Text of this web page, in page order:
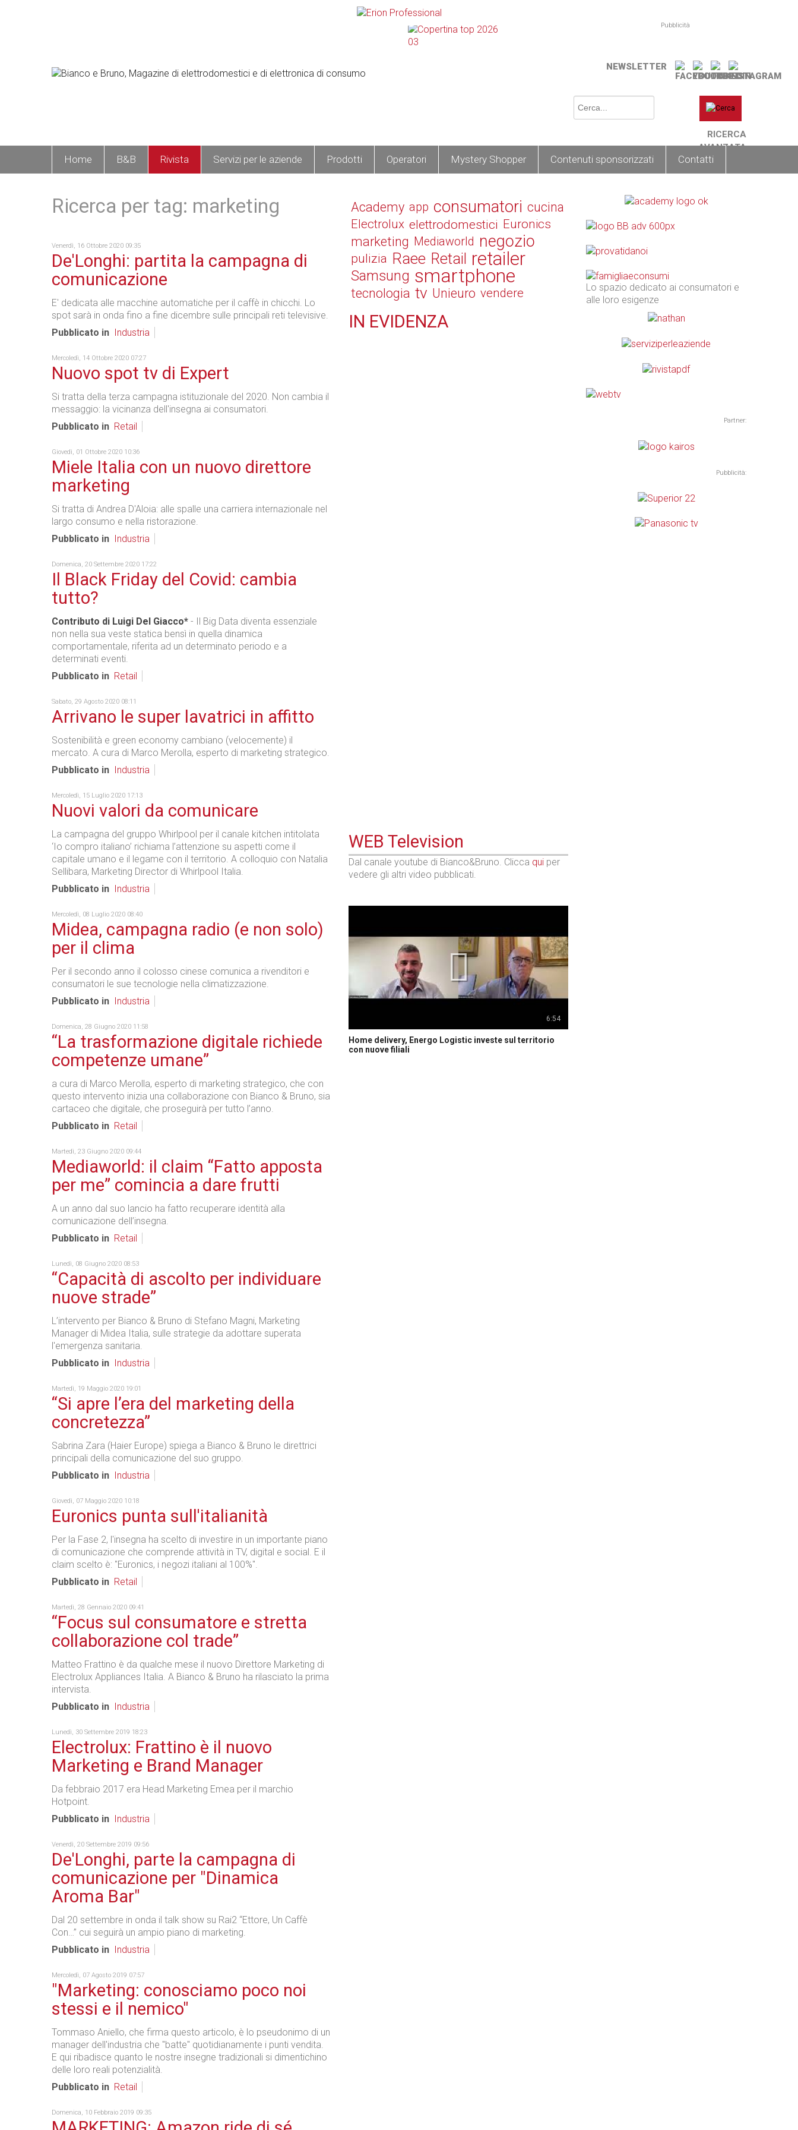
Pubblicità
NEWSLETTER
RICERCA
AVANZATA
Home B&B Rivista Servizi per le aziende Prodotti Operatori Mystery Shopper Contenuti sponsorizzati Contatti
Ricerca per tag: marketing
Venerdì, 16 Ottobre 2020 09:35
De'Longhi: partita la campagna di
comunicazione
E' dedicata alle macchine automatiche per il caffè in chicchi. Lo
spot sarà in onda fino a fine dicembre sulle principali reti televisive.
Pubblicato in
Industria
Mercoledì, 14 Ottobre 2020 07:27
Nuovo spot tv di Expert
Si tratta della terza campagna istituzionale del 2020. Non cambia il
messaggio: la vicinanza dell'insegna ai consumatori.
Pubblicato in Retail
Giovedì, 01 Ottobre 2020 10:36
Miele Italia con un nuovo direttore
marketing
Si tratta di Andrea D'Aloia: alle spalle una carriera internazionale nel
largo consumo e nella ristorazione.
Pubblicato in
Industria
Domenica, 20 Settembre 2020 17:22
Il Black Friday del Covid: cambia
tutto?
Contributo di Luigi Del Giacco* - Il Big Data diventa essenziale
non nella sua veste statica bensì in quella dinamica
comportamentale, riferita ad un determinato periodo e a
determinati eventi.
Pubblicato in Retail
Sabato, 29 Agosto 2020 08:11
Arrivano le super lavatrici in affitto
Sostenibilità e green economy cambiano (velocemente) il
mercato. A cura di Marco Merolla, esperto di marketing strategico.
Pubblicato in
Industria
Mercoledì, 15 Luglio 2020 17:13
Nuovi valori da comunicare
La campagna del gruppo Whirlpool per il canale kitchen intitolata
‘Io compro italiano’ richiama l’attenzione su aspetti come il
capitale umano e il legame con il territorio. A colloquio con Natalia
Sellibara, Marketing Director di Whirlpool Italia.
Pubblicato in
Industria
Mercoledì, 08 Luglio 2020 08:40
Midea, campagna radio (e non solo)
per il clima
Per il secondo anno il colosso cinese comunica a rivenditori e
consumatori le sue tecnologie nella climatizzazione.
Pubblicato in
Industria
Domenica, 28 Giugno 2020 11:58
“La trasformazione digitale richiede
competenze umane”
a cura di Marco Merolla, esperto di marketing strategico, che con
questo intervento inizia una collaborazione con Bianco & Bruno, sia
cartaceo che digitale, che proseguirà per tutto l’anno.
Pubblicato in Retail
Martedì, 23 Giugno 2020 09:44
Mediaworld: il claim “Fatto apposta
per me” comincia a dare frutti
A un anno dal suo lancio ha fatto recuperare identità alla
comunicazione dell’insegna.
Pubblicato in Retail
Lunedì, 08 Giugno 2020 08:53
“Capacità di ascolto per individuare
nuove strade”
L’intervento per Bianco & Bruno di Stefano Magni, Marketing
Manager di Midea Italia, sulle strategie da adottare superata
l'emergenza sanitaria.
Pubblicato in
Industria
Martedì, 19 Maggio 2020 19:01
“Si apre l’era del marketing della
concretezza”
Sabrina Zara (Haier Europe) spiega a Bianco & Bruno le direttrici
principali della comunicazione del suo gruppo.
Pubblicato in
Industria
Giovedì, 07 Maggio 2020 10:18
Euronics punta sull'italianità
Per la Fase 2, l'insegna ha scelto di investire in un importante piano
di comunicazione che comprende attività in TV, digital e social. E il
claim scelto è: "Euronics, i negozi italiani al 100%".
Pubblicato in Retail
Martedì, 28 Gennaio 2020 09:41
“Focus sul consumatore e stretta
collaborazione col trade”
Matteo Frattino è da qualche mese il nuovo Direttore Marketing di
Electrolux Appliances Italia. A Bianco & Bruno ha rilasciato la prima
intervista.
Pubblicato in
Industria
Lunedì, 30 Settembre 2019 18:23
Electrolux: Frattino è il nuovo
Marketing e Brand Manager
Da febbraio 2017 era Head Marketing Emea per il marchio
Hotpoint.
Pubblicato in
Industria
Venerdì, 20 Settembre 2019 09:56
De'Longhi, parte la campagna di
comunicazione per "Dinamica
Aroma Bar"
Dal 20 settembre in onda il talk show su Rai2 “Ettore, Un Caffè
Con…” cui seguirà un ampio piano di marketing.
Pubblicato in
Industria
Mercoledì, 07 Agosto 2019 07:57
"Marketing: conosciamo poco noi
stessi e il nemico"
Tommaso Aniello, che firma questo articolo, è lo pseudonimo di un
manager dell'industria che "batte" quotidianamente i punti vendita.
E qui ribadisce quanto le nostre insegne tradizionali si dimentichino
delle loro reali potenzialità.
Pubblicato in Retail
Domenica, 10 Febbraio 2019 09:35
Academy app consumatori cucina
Electrolux elettrodomestici Euronics
marketing Mediaworld negozio
pulizia Raee Retail retailer
Samsung smartphone
tecnologia tv Unieuro vendere
IN EVIDENZA
WEB Television
Dal canale youtube di Bianco&Bruno. Clicca qui per
vedere gli altri video pubblicati.
6:54
Home delivery, Energo Logistic investe sul territorio
con nuove filiali
Lo spazio dedicato ai consumatori e
alle loro esigenze
Partner:
Pubblicità: